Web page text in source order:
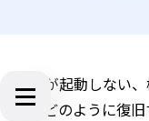
Mac が起動しない
は、どのように復